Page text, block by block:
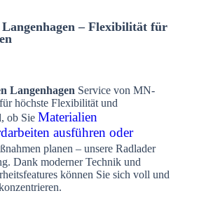
– Flexibilität für
Langenhagen Service von MN-
höchste Flexibilität und
ob Sie Materialien
ausführen oder
planen – unsere Radlader
Dank moderner Technik und
können Sie sich voll und